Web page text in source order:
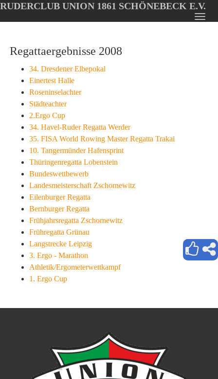
Oops, an error occurred! Code: 20260806223457281dcbfd
main
RUDERCLUB UNION 1861 SCHÖNEBECK E.V.
Regattaergebnisse 2008
34. Dresdener Elbepokal
Einertest Halle
Roseninselachter
Städteachter
2.Ergo Cup
34. Havel-Ruder Regatta Werder
35. FISA World Rowing Master Regatta Trakai
10. Tangermünder Hafensprint
Thüringenregatta Lobenstein
Bundeswettbewerb
Landesmeisterschaft Zschornewitz
Eilenburger Regatta
Bernburger Regatta
Frühjahrsregatta Zschornewitz
Frühregatta Grünau
Langstrecke Leipzig
3. Ergo - Marathon
Athletik/Ergometerwettkampf
1. Ergo Cup